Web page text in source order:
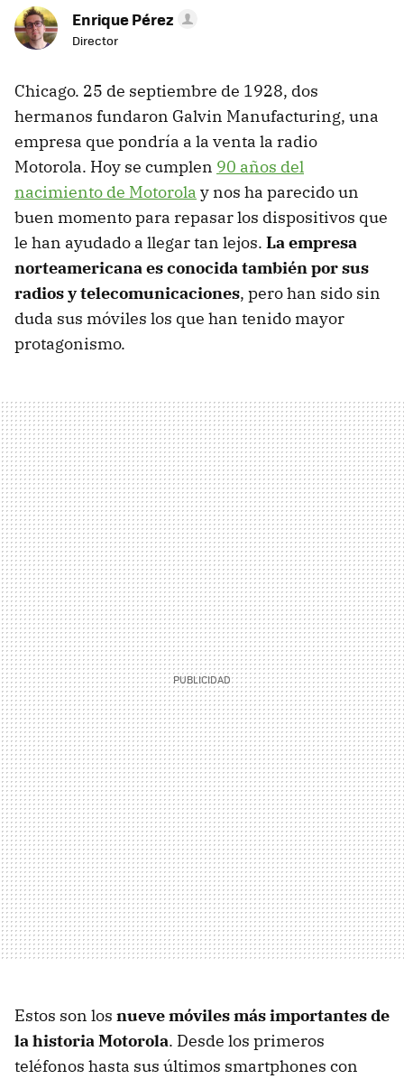
Enrique Pérez
Director
Chicago. 25 de septiembre de 1928, dos
hermanos fundaron Galvin Manufacturing, una
empresa que pondría a la venta la radio
Motorola. Hoy se cumplen 90 años del
nacimiento de Motorola y nos ha parecido un
buen momento para repasar los dispositivos que
le han ayudado a llegar tan lejos. La empresa
norteamericana es conocida también por sus
radios y telecomunicaciones, pero han sido sin
duda sus móviles los que han tenido mayor
protagonismo.
Estos son los nueve móviles más importantes de
la historia Motorola. Desde los primeros
teléfonos hasta sus últimos smartphones con